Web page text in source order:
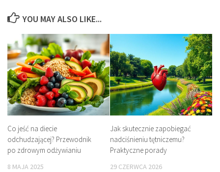
YOU MAY ALSO LIKE...
Co jeść na diecie
odchudzającej? Przewodnik
po zdrowym odżywianiu
8 MAJA 2025
Jak skutecznie zapobiegać
nadciśnieniu tętniczemu?
Praktyczne porady
29 CZERWCA 2026